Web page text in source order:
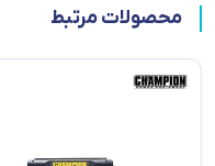
محصولات مرتبط